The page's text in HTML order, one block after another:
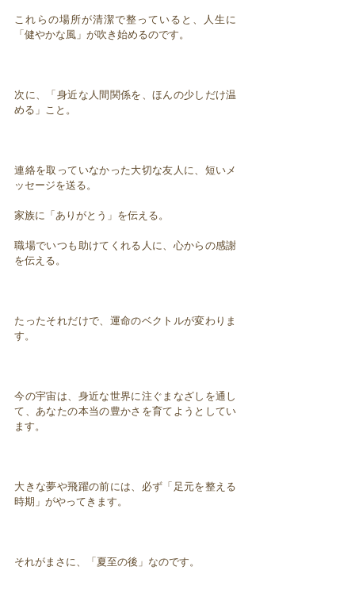
これらの場所が清潔で整っていると、人生に
「健やかな風」が吹き始めるのです。
次に、「身近な人間関係を、ほんの少しだけ温
める」こと。
連絡を取っていなかった大切な友人に、短いメ
ッセージを送る。
家族に「ありがとう」を伝える。
職場でいつも助けてくれる人に、心からの感謝
を伝える。
たったそれだけで、運命のベクトルが変わりま
す。
今の宇宙は、身近な世界に注ぐまなざしを通し
て、あなたの本当の豊かさを育てようとしてい
ます。
大きな夢や飛躍の前には、必ず「足元を整える
時期」がやってきます。
それがまさに、「夏至の後」なのです。